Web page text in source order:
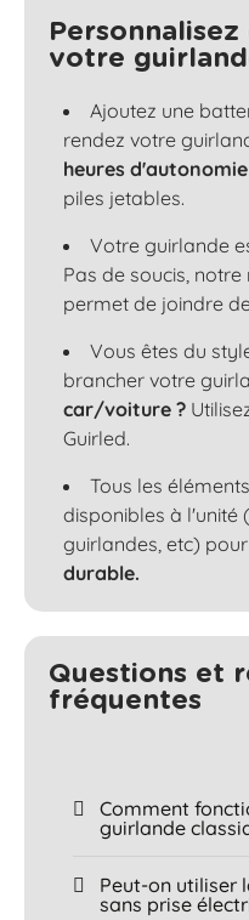
votre
Ajoutez une
rendez votre
heures d'autonomie
piles jetables.
Votre guirlande
Pas de soucis,
permet de joindre
Vous êtes du
brancher votre
car/voiture ?
Guirled.
Tous les
disponibles à l'unité
guirlandes, etc)
durable.
Questions et
fréquentes​
Comment
guirlande
Peut-on utiliser
sans prise